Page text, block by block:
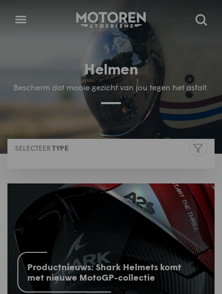
Open
Homepage Zoeken
Helmen
Bescherm dat mooie gezicht van jou tegen het asfalt.
SELECTEERTYPE
Productnieuws: Shark Helmets komt
met nieuwe MotoGP-collectie